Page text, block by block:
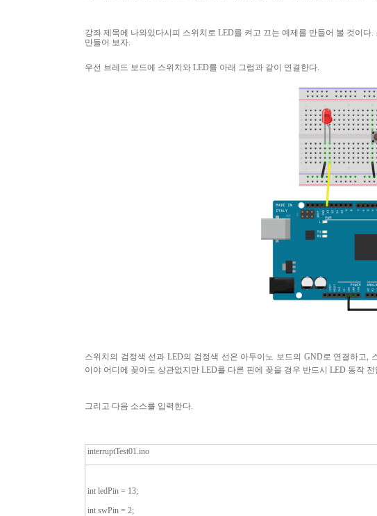
강좌 제목에 나와있다시피 스위치로 LED를 켜고 끄는 예제를 만들어 볼 것이다.
만들어 보자.
우선 브레드 보드에 스위치와 LED를 아래 그럼과 같이 연결한다.
스위치의 검정색 선과 LED의 검정색 선은 아두이노 보드의 GND로 연결하고,
이야 어디에 꽂아도 상관없지만 LED를 다른 핀에 꽂을 경우 반드시 LED 동작
그리고 다음 소스를 입력한다.
interruptTest01.ino
int ledPin = 13;
int swPin = 2;